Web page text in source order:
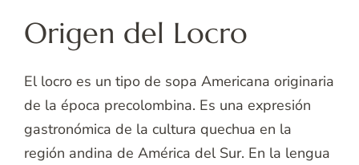
Origen del Locro
El locro es un tipo de sopa Americana originaria
de la época precolombina. Es una expresión
gastronómica de la cultura quechua en la
región andina de América del Sur. En la lengua